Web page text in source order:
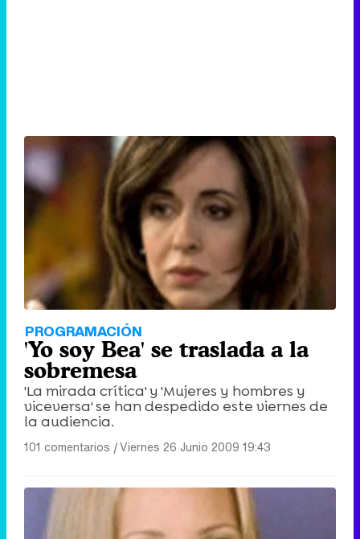
PROGRAMACIÓN
'Yo soy Bea' se traslada a la
sobremesa
'La mirada crítica' y 'Mujeres y hombres y
viceversa' se han despedido este viernes de
la audiencia.
101 comentarios |Viernes 26 Junio 2009 19:43